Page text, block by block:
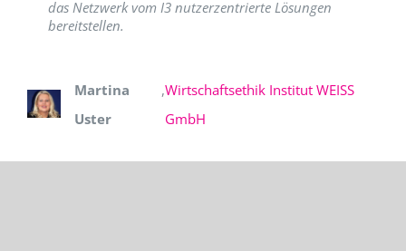
das Netzwerk vom I3 nutzerzentrierte Lösungen
bereitstellen.
Martina
Uster
,Wirtschaftsethik Institut WEISS
GmbH